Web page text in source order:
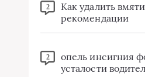
2
Как удалить
рекомендации
2
опель инсигния
усталости